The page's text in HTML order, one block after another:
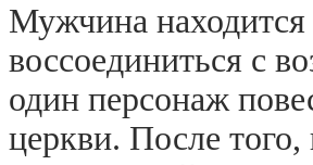
Мужчина
воссоединиться с
один персонаж
церкви. После